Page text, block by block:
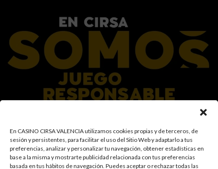
En CASINO CIRSA VALENCIA utilizamos cookies propias y de terceros, de
sesión y persistentes, para facilitar el uso del Sitio Web y adaptarlo a tus
preferencias, analizar y personalizar tu navegación, obtener estadísticas en
base a la misma y mostrarte publicidad relacionada con tus preferencias
basada en tus hábitos de navegación. Puedes aceptar o rechazar todas las
En el Grupo CIRSA promovemos una actitud responsable hacia el juego,
garantizando un entorno seguro y transparente para nuestros clientes y
facilitamos medidas e información para que el juego sea siempre diversión y
entretenimiento, sin utilizarse como vía para afrontar problemas económicos
o emocionales. El acceso está prohibido a menores de 18 años y a las